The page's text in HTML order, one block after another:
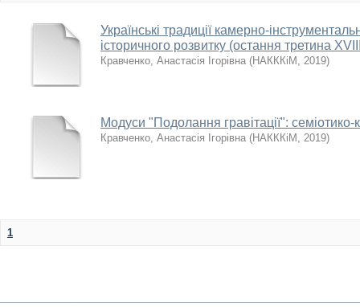
Українські традиції камерно-
історичного розвитку (остання третина
Кравченко, Анастасія Ігорівна (НАКККіМ , 2019)
Модуси "Подолання гравітації": семіотико-
Кравченко, Анастасія Ігорівна (НАКККіМ , 2019)
1